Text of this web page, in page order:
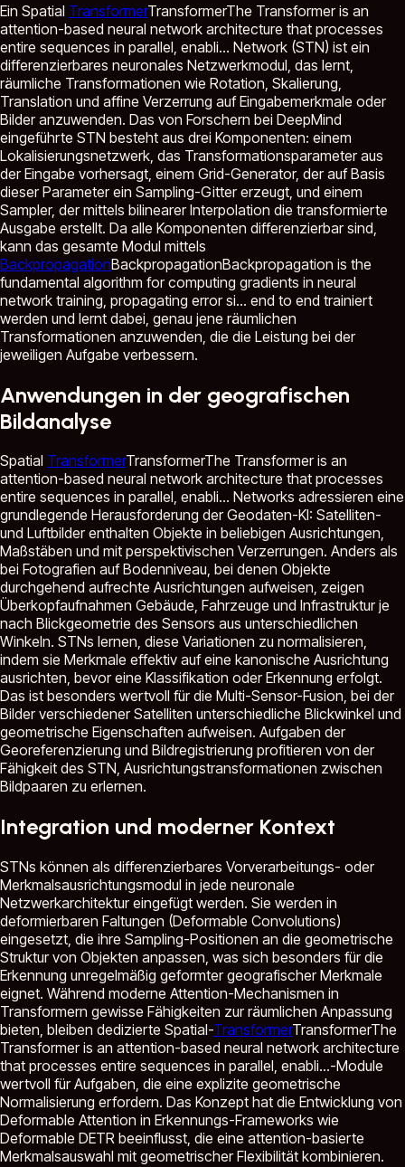
Ein Spatial TransformerTransformerThe Transformer is an
attention-based neural network architecture that processes
entire sequences in parallel, enabli... Network (STN) ist ein
differenzierbares neuronales Netzwerkmodul, das lernt,
räumliche Transformationen wie Rotation, Skalierung,
Translation und affine Verzerrung auf Eingabemerkmale oder
Bilder anzuwenden. Das von Forschern bei DeepMind
eingeführte STN besteht aus drei Komponenten: einem
Lokalisierungsnetzwerk, das Transformationsparameter aus
der Eingabe vorhersagt, einem Grid-Generator, der auf Basis
dieser Parameter ein Sampling-Gitter erzeugt, und einem
Sampler, der mittels bilinearer Interpolation die transformierte
Ausgabe erstellt. Da alle Komponenten differenzierbar sind,
kann das gesamte Modul mittels
BackpropagationBackpropagationBackpropagation is the
fundamental algorithm for computing gradients in neural
network training, propagating error si... end to end trainiert
werden und lernt dabei, genau jene räumlichen
Transformationen anzuwenden, die die Leistung bei der
jeweiligen Aufgabe verbessern.
Anwendungen in der geografischen
Bildanalyse
Spatial TransformerTransformerThe Transformer is an
attention-based neural network architecture that processes
entire sequences in parallel, enabli... Networks adressieren eine
grundlegende Herausforderung der Geodaten-KI: Satelliten-
und Luftbilder enthalten Objekte in beliebigen Ausrichtungen,
Maßstäben und mit perspektivischen Verzerrungen. Anders als
bei Fotografien auf Bodenniveau, bei denen Objekte
durchgehend aufrechte Ausrichtungen aufweisen, zeigen
Überkopfaufnahmen Gebäude, Fahrzeuge und Infrastruktur je
nach Blickgeometrie des Sensors aus unterschiedlichen
Winkeln. STNs lernen, diese Variationen zu normalisieren,
indem sie Merkmale effektiv auf eine kanonische Ausrichtung
ausrichten, bevor eine Klassifikation oder Erkennung erfolgt.
Das ist besonders wertvoll für die Multi-Sensor-Fusion, bei der
Bilder verschiedener Satelliten unterschiedliche Blickwinkel und
geometrische Eigenschaften aufweisen. Aufgaben der
Georeferenzierung und Bildregistrierung profitieren von der
Fähigkeit des STN, Ausrichtungstransformationen zwischen
Bildpaaren zu erlernen.
Integration und moderner Kontext
STNs können als differenzierbares Vorverarbeitungs- oder
Merkmalsausrichtungsmodul in jede neuronale
Netzwerkarchitektur eingefügt werden. Sie werden in
deformierbaren Faltungen (Deformable Convolutions)
eingesetzt, die ihre Sampling-Positionen an die geometrische
Struktur von Objekten anpassen, was sich besonders für die
Erkennung unregelmäßig geformter geografischer Merkmale
eignet. Während moderne Attention-Mechanismen in
Transformern gewisse Fähigkeiten zur räumlichen Anpassung
bieten, bleiben dedizierte Spatial-TransformerTransformerThe
Transformer is an attention-based neural network architecture
that processes entire sequences in parallel, enabli...-Module
wertvoll für Aufgaben, die eine explizite geometrische
Normalisierung erfordern. Das Konzept hat die Entwicklung von
Deformable Attention in Erkennungs-Frameworks wie
Deformable DETR beeinflusst, die eine attention-basierte
Merkmalsauswahl mit geometrischer Flexibilität kombinieren.